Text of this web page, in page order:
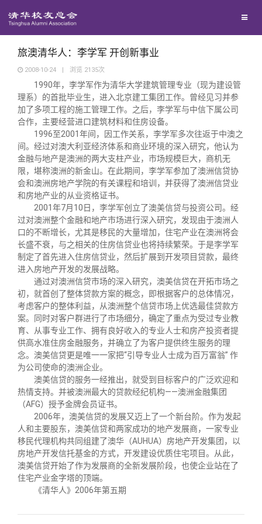
西南联大校友会
义工计划
新媒体平台
青春风采
校友文苑
校友讲坛
校友视界
校友服务
终身学习
信息化服务
三创大赛
实用信息
校友总会
总会简介
会长致辞
总会章程
理事会名单
制度法规
联系我们
关闭
旅澳清华人：李学军 开创新事业
2008-10-24 | 浏览 2135次
1990年，李学军作为清华大学建筑管理专业（现为建设管
理系）的首批毕业生，进入北京建工集团工作。曾经见习并参
加了多项工程的施工管理工作。之后，李学军与中信下属公司
合作，主要经营进口建筑材料和住房设备。
1996至2001年间，因工作关系，李学军多次往返于中澳之
间。经过对澳大利亚经济体系和商业环境的深入研究，他认为
金融与地产是澳洲的两大支柱产业，市场规模巨大，商机无
限，堪称澳洲的新金山。在此期间，李学军参加了澳洲信贷协
会和澳洲房地产学院的有关课程和培训，并获得了澳洲信贷业
和房地产业的从业资格证书。
2001 年7月 10 日 ，李学军创立了澳美信贷与投资公司。经
过对澳洲整个金融和地产市场进行深入研究，发现由于澳洲人
口的不断增长，尤其是移民的大量增加，住宅产业在澳洲将会
长盛不衰，与之相关的住房信贷业也将持续繁荣。于是李学军
制定了首先进入住房信贷业，然后扩展到开发项目贷款，最终
进入房地产开发的发展战略。
通过对澳洲信贷市场的深入研究，澳美信贷在开拓市场之
初，就首创了整体贷款方案的概念，即根据客户的总体情况，
考虑客户的整体利益，从澳洲整个信贷市场上优选最佳贷款方
案。同时对客户群进行了市场细分，确定了重点为受过专业教
育、从事专业工作、拥有良好收入的专业人士和房产投资者提
供高水准住房金融服务，并确立了为客户提供终生服务的理
念。澳美信贷更是唯一一家把“引导专业人士成为百万富翁” 作
为公司使命的澳洲企业。
澳美信贷的服务一经推出，就受到目标客户的广泛欢迎和
热情支持。并被澳洲最大的贷款经纪机构——澳洲金融集团
（AFG）授予金牌会员证书。
2006年，澳美信贷的发展又迈上了一个新台阶。作为发起
人和主要股东，澳美信贷和两家成功的地产发展商，一家专业
移民代理机构共同组建了澳华（AUHUA）房地产开发集团，以
房地产开发信托基金的方式，开发建设优质住宅项目。从此，
澳美信贷开始了作为发展商的全新发展阶段，也使企业站在了
住宅产业金字塔的顶端。
《清华人》2006年第五期